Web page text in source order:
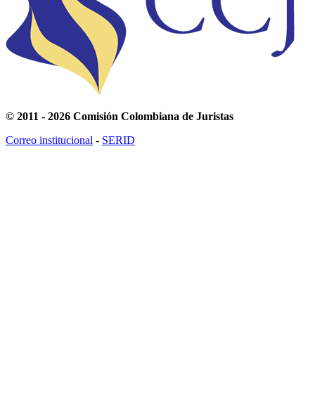
© 2011 - 2026 Comisión Colombiana de Juristas
Correo institucional - SERID